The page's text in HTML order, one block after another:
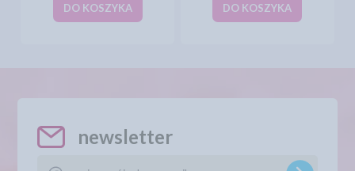
DO KOSZYKA DO KOSZYKA
newsletter